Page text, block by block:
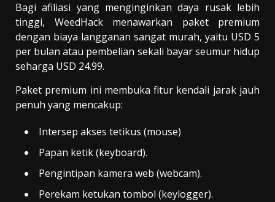
Bagi afiliasi yang menginginkan daya rusak lebih
tinggi, WeedHack menawarkan paket premium
dengan biaya langganan sangat murah, yaitu USD 5
per bulan atau pembelian sekali bayar seumur hidup
seharga USD 24.99.
Paket premium ini membuka fitur kendali jarak jauh
penuh yang mencakup:
Intersep akses tetikus (mouse)
Papan ketik (keyboard).
Pengintipan kamera web (webcam).
Perekam ketukan tombol (keylogger).